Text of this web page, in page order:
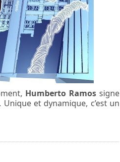
Humberto Ramossigne
et dynamique, c’est un